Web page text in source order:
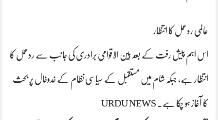
عالمی ردعمل کا انتظار
اس اہم پیش رفت کے بعد بین الاقوامی برادری کی جانب سے ردعمل کا
انتظار ہے، جبکہ شام میں مستقبل کے سیاسی نظام کے خدوخال پر بحث
کا آغاز ہو چکا ہے۔ URDU NEWS